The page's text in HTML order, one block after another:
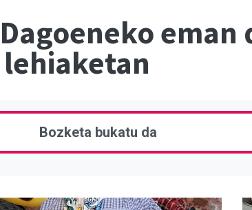
Dagoeneko
Bozketa bukatu da